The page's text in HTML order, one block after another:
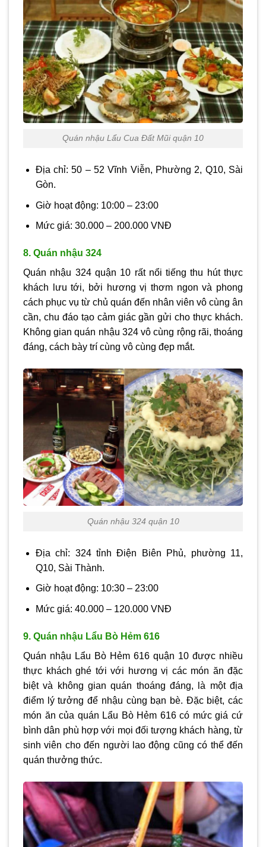
Quán nhậu Lẩu Cua Đất Mũi quận 10
Địa chỉ: 50 – 52 Vĩnh Viễn, Phường 2, Q10, Sài
Gòn.
Giờ hoạt động: 10:00 – 23:00
Mức giá: 30.000 – 200.000 VNĐ
8. Quán nhậu 324
Quán nhậu 324 quận 10 rất nổi tiếng thu hút thực
khách lưu tới, bởi hương vị thơm ngon và phong
cách phục vụ từ chủ quán đến nhân viên vô cùng ân
cần, chu đáo tạo cảm giác gần gửi cho thực khách.
Không gian quán nhậu 324 vô cùng rộng rãi, thoáng
đáng, cách bày trí cùng vô cùng đẹp mắt.
Quán nhậu 324 quận 10
Địa chỉ: 324 tỉnh Điện Biên Phủ, phường 11,
Q10, Sài Thành.
Giờ hoạt động: 10:30 – 23:00
Mức giá: 40.000 – 120.000 VNĐ
9. Quán nhậu Lẩu Bò Hẻm 616
Quán nhậu Lẩu Bò Hẻm 616 quận 10 được nhiều
thực khách ghé tới với hương vị các món ăn đặc
biệt và không gian quán thoáng đáng, là một địa
điểm lý tưởng để nhậu cùng bạn bè. Đặc biệt, các
món ăn của quán Lẩu Bò Hẻm 616 có mức giá cứ
bình dân phù hợp với mọi đối tượng khách hàng, từ
sinh viên cho đến người lao động cũng có thể đến
quán thưởng thức.